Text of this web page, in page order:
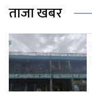
ताजा खबर